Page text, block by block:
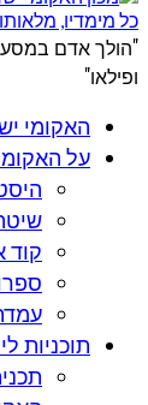
"הולך אדם
ופילאו"
האקומי
על
קוד
תוכניות